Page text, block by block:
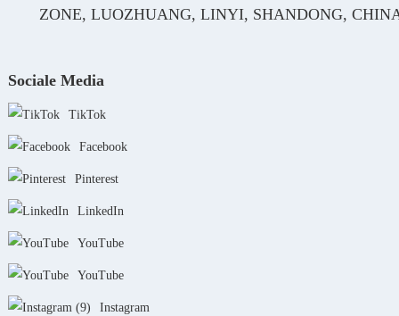
ZONE, LUOZHUANG, LINYI, SHANDONG,
Sociale Media
TikTok
Facebook
Pinterest
LinkedIn
YouTube
YouTube
Instagram